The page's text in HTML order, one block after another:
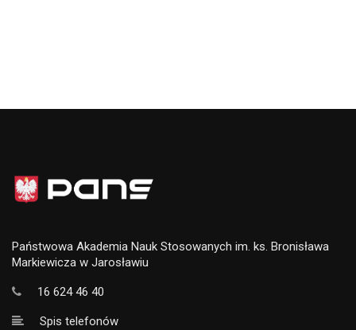
Państwowa Akademia Nauk Stosowanych im. ks. Bronisława
Markiewicza w Jarosławiu
16 624 46 40
Spis telefonów